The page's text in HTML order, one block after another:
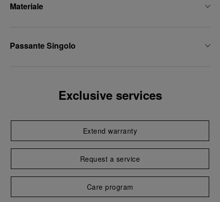
Materiale
Passante Singolo
Exclusive services
Extend warranty
Request a service
Care program